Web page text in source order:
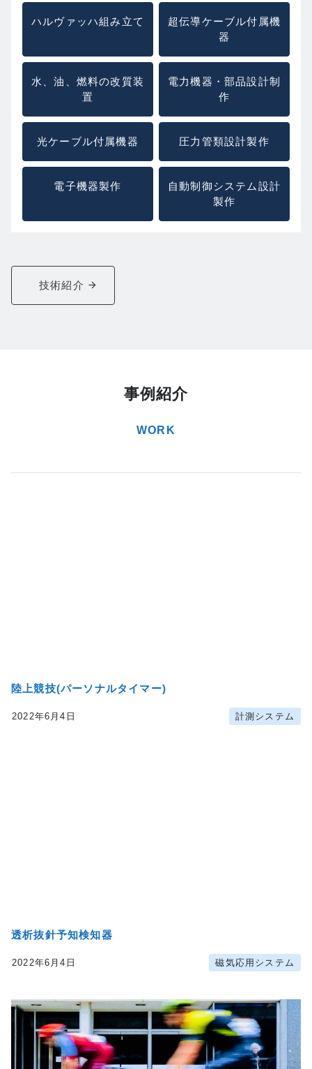
ハルヴァッハ組み立て
超伝導ケーブル付属機
器
水、油、燃料の改質装
置
電力機器・部品設計制
作
光ケーブル付属機器 圧力管類設計製作
電子機器製作
自動制御システム設計
製作
技術紹介
事例紹介
WORK
陸上競技(パーソナルタイマー)
2022年6月4日 計測システム
透析抜針予知検知器
2022年6月4日 磁気応用システム